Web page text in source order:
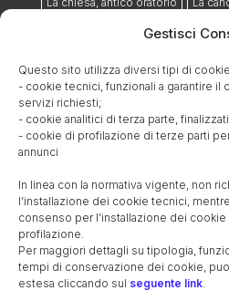
Gestisci
Questo sito utilizza diversi tipi di
- cookie tecnici, funzionali a garantire
servizi richiesti;
- cookie analitici di terza parte,
- cookie di profilazione di terze parti
annunci
In linea con la normativa vigente, non
l’installazione dei cookie tecnici,
consenso per l’installazione dei
profilazione.
Per maggiori dettagli su tipologia,
tempi di conservazione dei cookie,
estesa cliccando sul seguente link.
La barchessa di Villa
Il Santuario della Madonna del
La Scuola dell’Infanzia
FAMIGLIA POLA-
Il canale Brentella
Giovanni
Gli ultimi discendenti Pola
La
Immagini della famiglia Pola
Inventario della casa da statio,
Il mercato e le botteghe dei Pola